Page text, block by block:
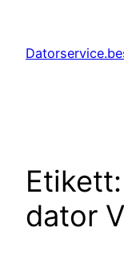
innehåll
Etikett:
dator